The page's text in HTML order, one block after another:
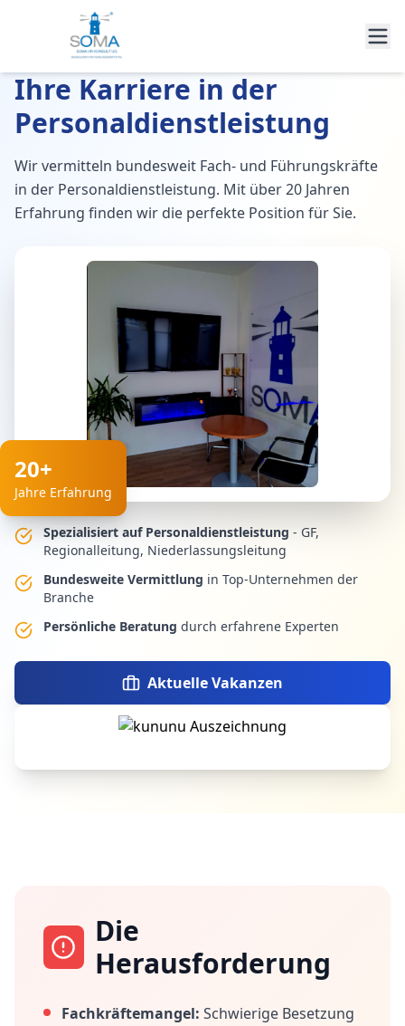
Ihre Karriere in der
Personaldienstleistung
Wir vermitteln bundesweit Fach- und Führungskräfte
in der Personaldienstleistung. Mit über 20 Jahren
Erfahrung finden wir die perfekte Position für Sie.
20+
Jahre Erfahrung
Spezialisiert auf Personaldienstleistung - GF,
Regionalleitung, Niederlassungsleitung
Bundesweite Vermittlung in Top-Unternehmen der
Branche
Persönliche Beratung durch erfahrene Experten
Aktuelle Vakanzen
Die
Herausforderung
Fachkräftemangel: Schwierige Besetzung